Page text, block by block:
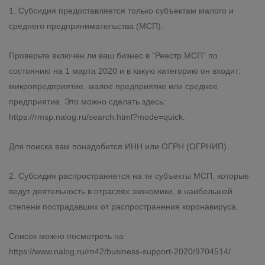
1. Субсидия предоставляется только субъектам малого и
среднего предпринимательства (МСП).
Проверьте включен ли ваш бизнес в "Реестр МСП" по
состоянию на 1 марта 2020 и в какую категорию он входит:
микропредприятие, малое предприятие или среднее
предприятие. Это можно сделать здесь:
https://rmsp.nalog.ru/search.html?mode=quick.
Для поиска вам понадобится ИНН или ОГРН (ОГРНИП).
2. Субсидия распространяется на те субъекты МСП, которые
ведут деятельность в отраслях экономики, в наибольшей
степени пострадавших от распространения коронавируса.
Список можно посмотреть на
https://www.nalog.ru/rn42/business-support-2020/9704514/